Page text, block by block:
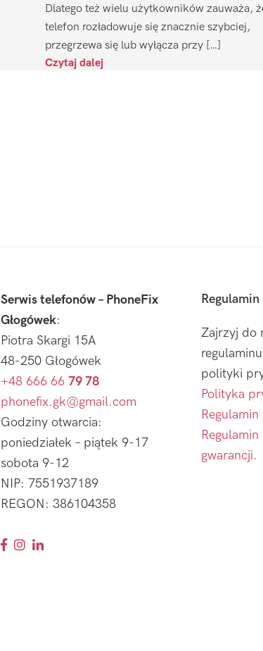
Dlatego też wielu użytkowników zauważa,
telefon rozładowuje się znacznie szybciej,
przegrzewa się lub wyłącza przy […]
Czytaj dalej
Serwis telefonów – PhoneFix
Głogówek:
Piotra Skargi 15A
48-250 Głogówek
+48 666 66 79 78
phonefix.gk@gmail.com
Godziny otwarcia:
poniedziałek – piątek 9-17
sobota 9-12
NIP: 7551937189
REGON: 386104358
Regulamin
Zajrzyj do
polityki
Polityka
gwarancji.